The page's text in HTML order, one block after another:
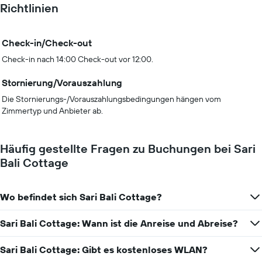
Richtlinien
Check-in/Check-out
Check-in nach 14:00 Check-out vor 12:00.
Stornierung/Vorauszahlung
Die Stornierungs-/Vorauszahlungsbedingungen hängen vom
Zimmertyp und Anbieter ab.
Häufig gestellte Fragen zu Buchungen bei Sari
Bali Cottage
Wo befindet sich Sari Bali Cottage?
Sari Bali Cottage: Wann ist die Anreise und Abreise?
Sari Bali Cottage: Gibt es kostenloses WLAN?